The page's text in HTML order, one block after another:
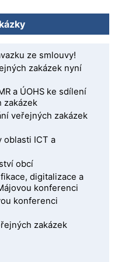
ze smlouvy!
zakázek nyní
a ÚOHS ke sdílení
zakázek
veřejných zakázek
oblasti ICT a
obcí
digitalizace a
konferenci
konferenci
zakázek